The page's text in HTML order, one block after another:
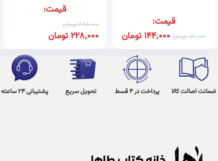
قیمت:
180,000تومان 144,000تومان
قیمت:
285,000تومان
228,000تومان
ضمانت اصالت کالا پرداخت در 4 قسط تحویل سریع پشتیبانی 24 ساعته